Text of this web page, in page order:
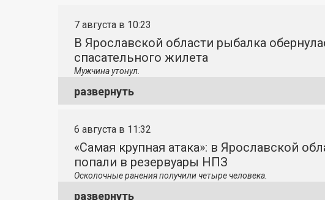
7 августа в 10:23
В Ярославской области рыбалка
спасательного жилета
Мужчина утонул.
развернуть
6 августа в 11:32
«Самая крупная атака»: в Ярославской
попали в резервуары НПЗ
Осколочные ранения получили четыре человека.
развернуть